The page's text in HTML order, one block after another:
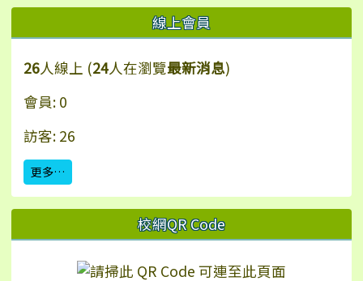
線上會員
26人線上 (24人在瀏覽最新消息)
會員: 0
訪客: 26
更多…
校網QR Code